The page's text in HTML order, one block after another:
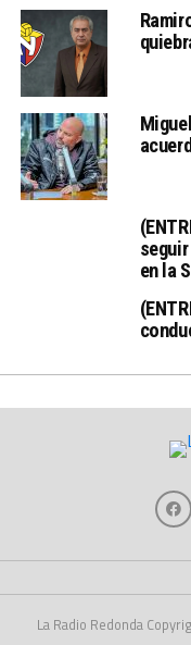
en la
La Radio Redonda